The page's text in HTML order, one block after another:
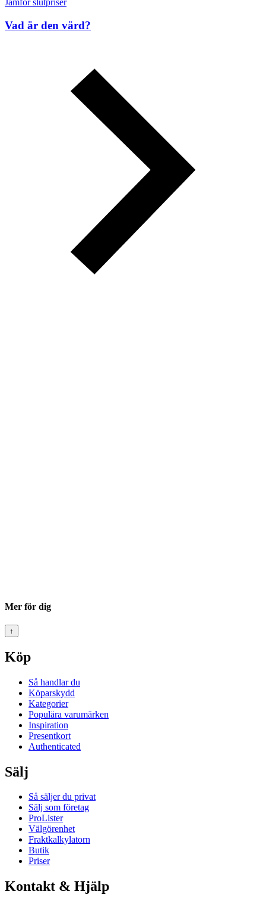
Vad är den värd?
Mer för dig
↑
Köp
Så handlar du
Köparskydd
Kategorier
Populära varumärken
Inspiration
Presentkort
Authenticated
Sälj
Så säljer du privat
Sälj som företag
ProLister
Välgörenhet
Fraktkalkylatorn
Butik
Priser
Kontakt & Hjälp